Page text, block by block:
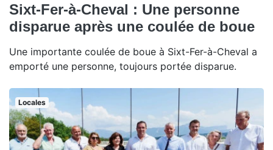
Sixt-Fer-à-Cheval : Une personne
disparue après une coulée de boue
Une importante coulée de boue à Sixt-Fer-à-Cheval a
emporté une personne, toujours portée disparue.
Locales